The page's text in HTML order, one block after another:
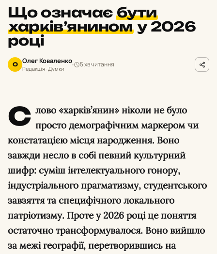
Що означає бути
харків’янином у 2026
році
О Олег Коваленко
Редакція · Думки
5 хв читання
С лово «харків’янин» ніколи не було
просто демографічним маркером чи
констатацією місця народження. Воно
завжди несло в собі певний культурний
шифр: суміш інтелектуального гонору,
індустріального прагматизму, студентського
завзяття та специфічного локального
патріотизму. Проте у 2026 році це поняття
остаточно трансформувалося. Воно вийшло
за межі географії, перетворившись на